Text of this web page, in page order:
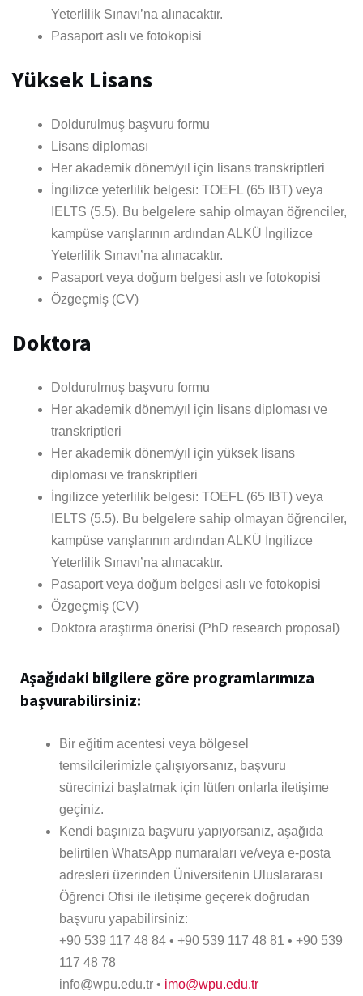
Yeterlilik Sınavı’na alınacaktır.
Pasaport aslı ve fotokopisi
Yüksek Lisans
Doldurulmuş başvuru formu
Lisans diploması
Her akademik dönem/yıl için lisans transkriptleri
İngilizce yeterlilik belgesi: TOEFL (65 IBT) veya
IELTS (5.5). Bu belgelere sahip olmayan öğrenciler,
kampüse varışlarının ardından ALKÜ İngilizce
Yeterlilik Sınavı’na alınacaktır.
Pasaport veya doğum belgesi aslı ve fotokopisi
Özgeçmiş (CV)
Doktora
Doldurulmuş başvuru formu
Her akademik dönem/yıl için lisans diploması ve
transkriptleri
Her akademik dönem/yıl için yüksek lisans
diploması ve transkriptleri
İngilizce yeterlilik belgesi: TOEFL (65 IBT) veya
IELTS (5.5). Bu belgelere sahip olmayan öğrenciler,
kampüse varışlarının ardından ALKÜ İngilizce
Yeterlilik Sınavı’na alınacaktır.
Pasaport veya doğum belgesi aslı ve fotokopisi
Özgeçmiş (CV)
Doktora araştırma önerisi (PhD research proposal)
Aşağıdaki bilgilere göre programlarımıza
başvurabilirsiniz:
Bir eğitim acentesi veya bölgesel
temsilcilerimizle çalışıyorsanız, başvuru
sürecinizi başlatmak için lütfen onlarla iletişime
geçiniz.
Kendi başınıza başvuru yapıyorsanız, aşağıda
belirtilen WhatsApp numaraları ve/veya e-posta
adresleri üzerinden Üniversitenin Uluslararası
Öğrenci Ofisi ile iletişime geçerek doğrudan
başvuru yapabilirsiniz:
+90 539 117 48 84 • +90 539 117 48 81 • +90 539
117 48 78
info@wpu.edu.tr • imo@wpu.edu.tr